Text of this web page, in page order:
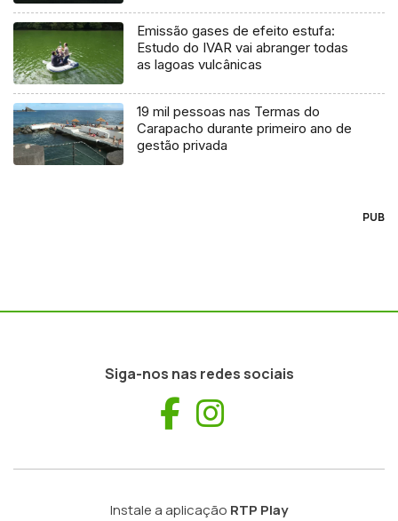
Emissão gases de efeito estufa:
Estudo do IVAR vai abranger todas
as lagoas vulcânicas
19 mil pessoas nas Termas do
Carapacho durante primeiro ano de
gestão privada
PUB
Siga-nos nas redes sociais
Facebook
Instale a aplicação RTP Play